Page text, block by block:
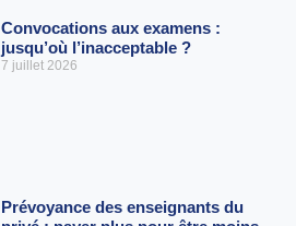
Convocations aux examens :
jusqu’où l’inacceptable ?
7 juillet 2026
Prévoyance des enseignants du